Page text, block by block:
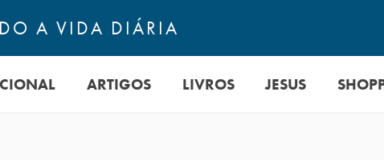
A VIDA DIÁRIA
ARTIGOS LIVROS JESUS